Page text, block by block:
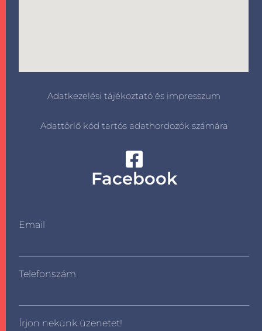
Adatkezelési tájékoztató és impresszum
Adattörlő kód tartós adathordozók számára
Facebook
Email
Telefonszám
Írjon nekünk üzenetet!